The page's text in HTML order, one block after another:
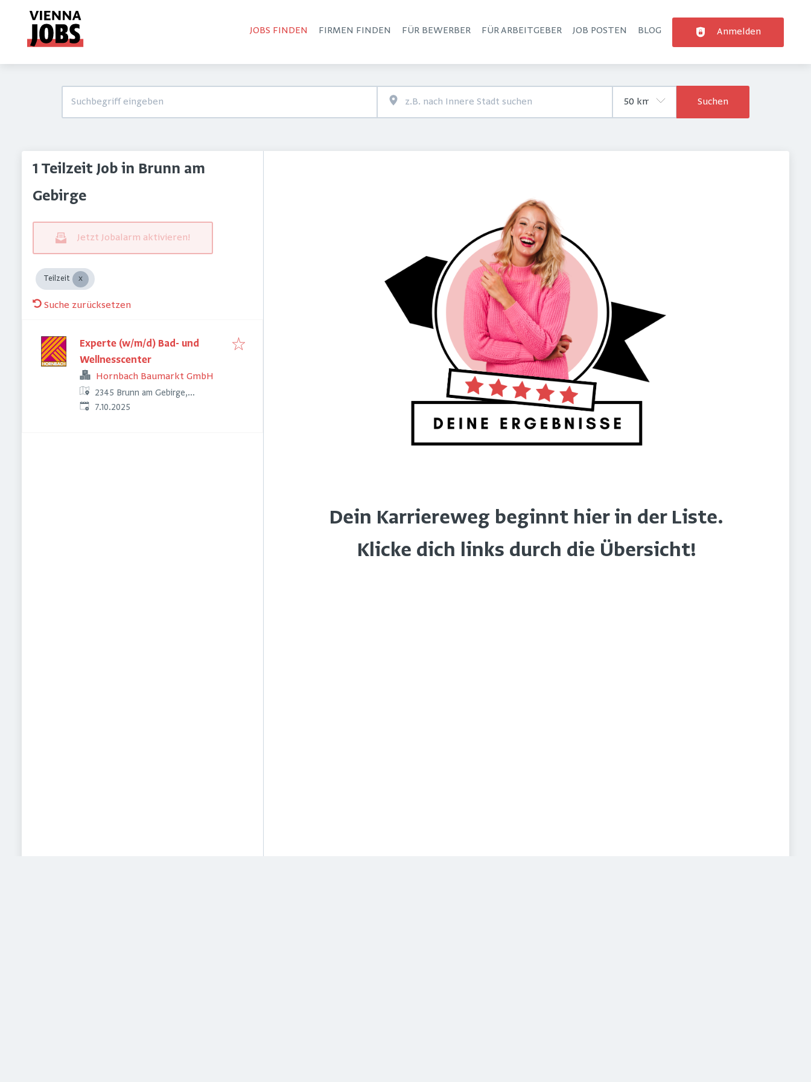
JOBS FINDEN FIRMEN FINDEN FÜR BEWERBER FÜR ARBEITGEBER JOB POSTEN BLOG Anmelden
Suchen
1 Teilzeit Job in Brunn am
Gebirge
Jetzt Jobalarm aktivieren!
Teilzeit
Suche zurücksetzen
Experte (w/m/d) Bad- und
Wellnesscenter
Hornbach Baumarkt GmbH
2345 Brunn am Gebirge,
Österreich
Veröffentlicht
7.10.2025
Dein Karriereweg beginnt hier in der Liste.
Klicke dich links durch die Übersicht!